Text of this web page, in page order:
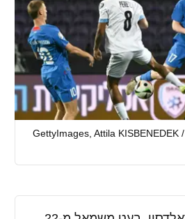
GettyImages, Attila KISBENEDEK /